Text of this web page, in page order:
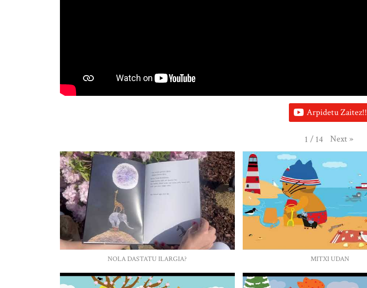
Arpidetu Zaitez!!
1 / 14 Next »
NOLA DASTATU ILARGIA? MITXI UDAN